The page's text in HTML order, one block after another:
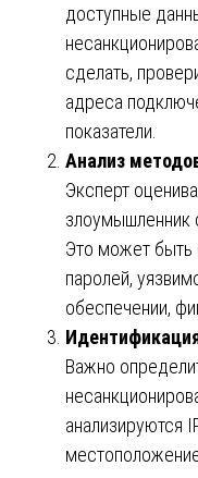
доступные
сделать,
адреса
показатели.
Анализ
Эксперт
злоумышленник
Это может
паролей,
обеспечении,
Важно
анализируются